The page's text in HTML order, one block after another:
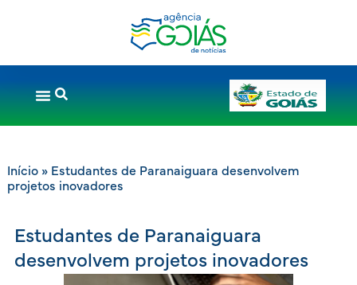
Início» Estudantes de Paranaiguara desenvolvem
projetos inovadores
Estudantes de Paranaiguara
desenvolvem projetos inovadores